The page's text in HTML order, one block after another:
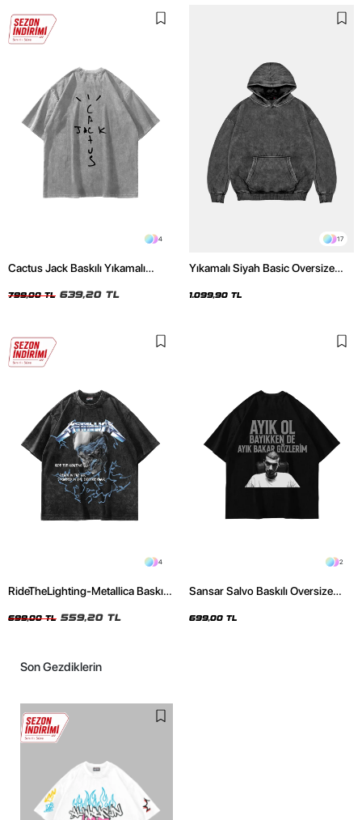
4
Cactus Jack Baskılı Yıkamalı
799,00 TL 639,20 TL
17
Yıkamalı Siyah Basic Oversize
1.099,90 TL
4
RideTheLighting-Metallica Baskılı
Tshirt
699,00 TL 559,20 TL
2
Sansar Salvo Baskılı Oversize
699,00 TL
Son Gezdiklerin